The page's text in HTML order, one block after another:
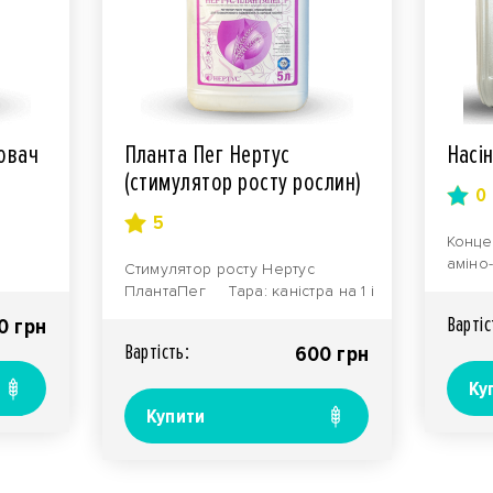
грн
Планта Пег Нертус
(стимулятор росту рослин)
5
Стимулятор росту Нертус
ПлантаПег Тара: каністра на 1 і
Вартiсть: 600 грн
Купити
0